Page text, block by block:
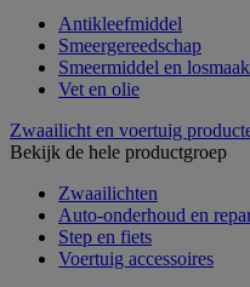
Antikleefmiddel
Smeergereedschap
Smeermiddel en
Vet en olie
Zwaailicht en voertuig
Bekijk de hele productgroep
Zwaailichten
Auto-onderhoud en
Step en fiets
Voertuig accessoires